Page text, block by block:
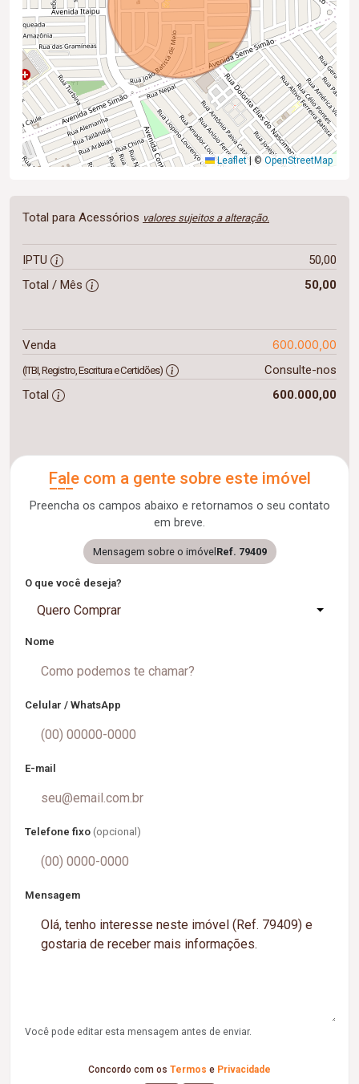
Leaflet |© OpenStreetMap
Total para Acessórios valores sujeitos a alteração.
IPTU
50,00
Total / Mês
50,00
Venda 600.000,00
(ITBI, Registro, Escritura e Certidões)
Consulte-nos
Total
600.000,00
Fale com a gente sobre este imóvel
Preencha os campos abaixo e retornamos o seu contato
em breve.
Mensagem sobre o imóvel Ref. 79409
O que você deseja?
Quero Comprar
Nome
Celular / WhatsApp
E-mail
Telefone fixo (opcional)
Mensagem
Você pode editar esta mensagem antes de enviar.
Concordo com os Termos e Privacidade